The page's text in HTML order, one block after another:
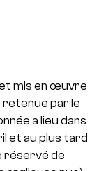
mis en œuvre
retenue par le
a lieu dans
et au plus tard
réservé de